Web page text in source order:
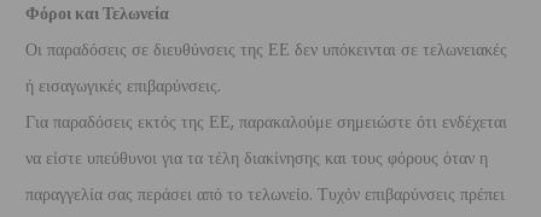
Φόροι και Τελωνεία
Οι παραδόσεις σε διευθύνσεις της ΕΕ δεν υπόκεινται σε τελωνειακές
ή εισαγωγικές επιβαρύνσεις.
Για παραδόσεις εκτός της ΕΕ, παρακαλούμε σημειώστε ότι ενδέχεται
να είστε υπεύθυνοι για τα τέλη διακίνησης και τους φόρους όταν η
παραγγελία σας περάσει από το τελωνείο. Τυχόν επιβαρύνσεις πρέπει